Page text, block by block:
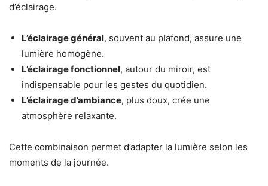
d’éclairage.
L’éclairage général, souvent au plafond, assure une
lumière homogène.
L’éclairage fonctionnel, autour du miroir, est
indispensable pour les gestes du quotidien.
L’éclairage d’ambiance, plus doux, crée une
atmosphère relaxante.
Cette combinaison permet d’adapter la lumière selon les
moments de la journée.